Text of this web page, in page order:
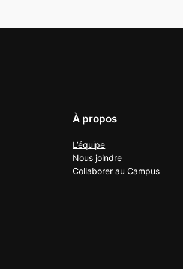
À propos
L’équipe
Nous joindre
Collaborer auCampus